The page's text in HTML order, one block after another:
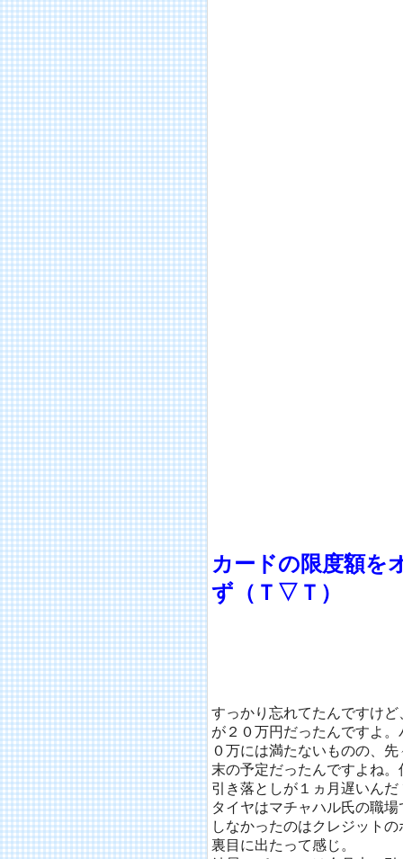
カードの限度額を
ず（Ｔ▽Ｔ）
すっかり忘れてたんですけ
が２０万円だったんですよ
０万には満たないものの、
末の予定だったんですよね
引き落としが１ヵ月遅いんだ
タイヤはマチャハル氏の職
しなかったのはクレジット
裏目に出たって感じ。